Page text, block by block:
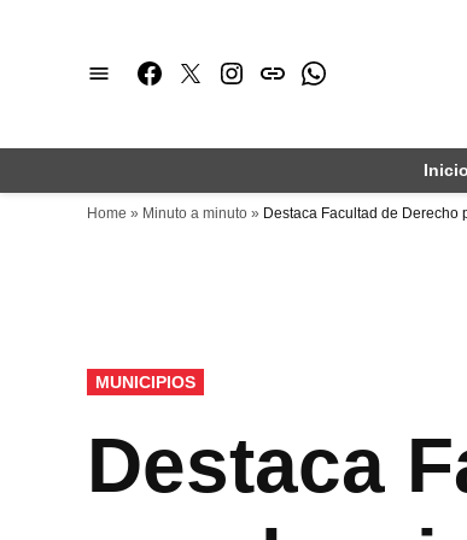
Facebook
TwitterInstagram
issuuWhatsapp
Inicio
Home » Minuto a minuto » Destaca Facultad de
PUBLICADO
EN
MUNICIPIOS
Destaca